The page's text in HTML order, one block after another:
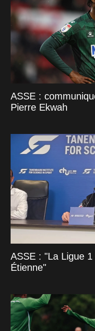
ASSE :
Pierre Ekwah
ASSE : "La Ligue
Étienne"